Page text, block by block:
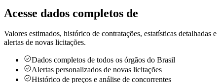
Acesse dados completos de
Valores estimados, histórico de contratações, estatísticas detalhadas e
alertas de novas licitações.
Dados completos de todos os órgãos do Brasil
Alertas personalizados de novas licitações
Histórico de preços e análise de concorrentes